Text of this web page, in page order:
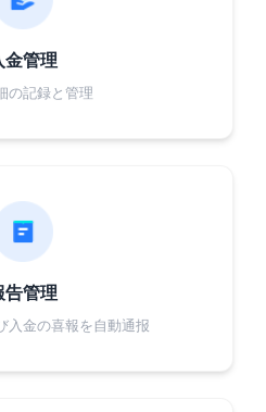
金管理
の記録と管理
告管理
入金の喜報を自動通报